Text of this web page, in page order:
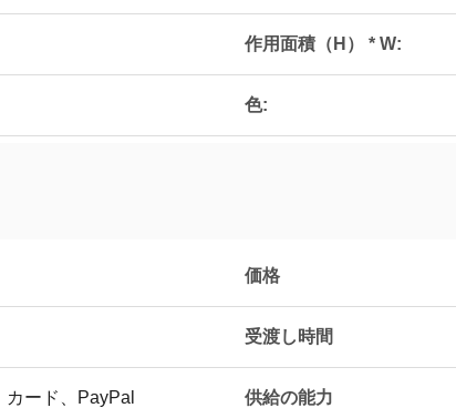
作用面積（H） * W:
色:
価格
受渡し時間
ード、PayPal 供給の能力